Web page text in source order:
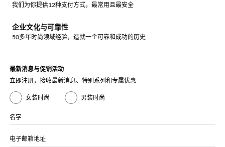
我们为你提供12种支付方式，最常用且最安全
企业文化与可靠性
50多年时尚领域经验，造就一个可靠和成功的历史
最新消息与促销活动
立即注册，接收最新消息、特别系列和专属优惠
女装时尚 男装时尚
名字
电子邮箱地址